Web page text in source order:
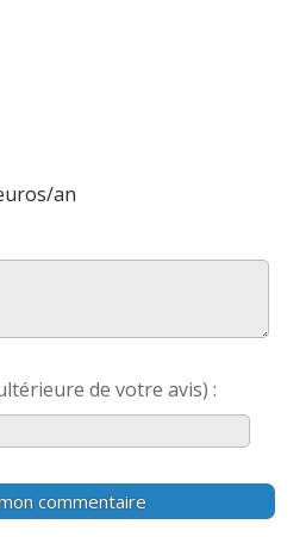
an
de votre avis) :
commentaire